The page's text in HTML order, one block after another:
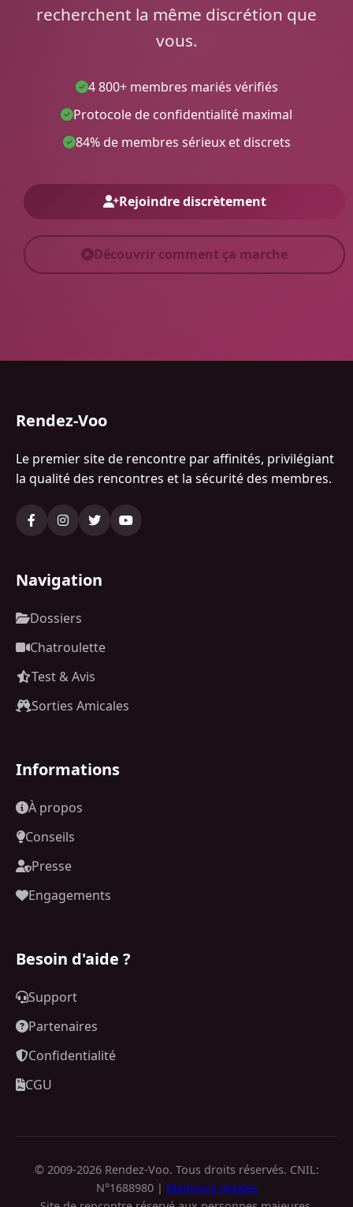
recherchent la même discrétion que
vous.
4 800+ membres mariés vérifiés
Protocole de confidentialité maximal
84% de membres sérieux et discrets
Rejoindre discrètement
Découvrir comment ça marche
Rendez-Voo
Le premier site de rencontre par affinités, privilégiant
la qualité des rencontres et la sécurité des membres.
Navigation
Dossiers
Chatroulette
Test & Avis
Sorties Amicales
Informations
À propos
Conseils
Presse
Engagements
Besoin d'aide ?
Support
Partenaires
Confidentialité
CGU
© 2009-2026 Rendez-Voo. Tous droits réservés. CNIL:
N°1688980 | Mentions légales